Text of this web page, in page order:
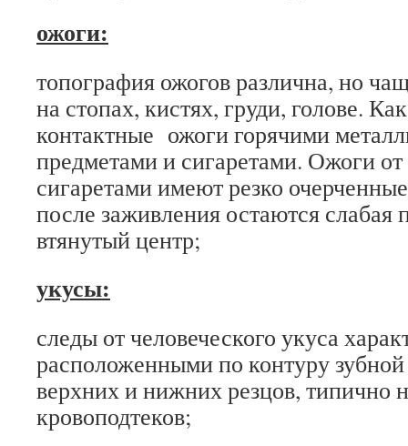
ожоги:
топография ожогов различна, но
на стопах, кистях, груди, голове.
контактные ожоги горячими
предметами и сигаретами. Ожоги
сигаретами имеют резко
после заживления остаются слабая
втянутый центр;
укусы:
следы от человеческого укуса
расположенными по контуру
верхних и нижних резцов, типично
кровоподтеков;